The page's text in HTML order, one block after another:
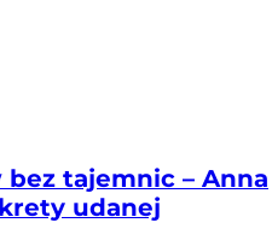
bez tajemnic – Anna
udanej